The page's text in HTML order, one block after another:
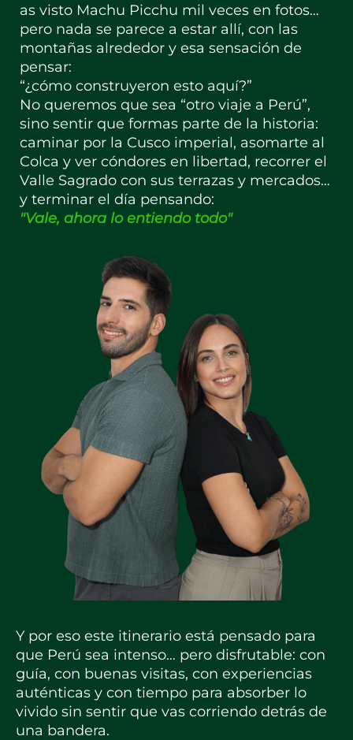
as visto Machu Picchu mil veces en fotos…
pero nada se parece a estar allí, con las
montañas alrededor y esa sensación de
pensar:
“¿cómo construyeron esto aquí?”
No queremos que sea “otro viaje a Perú”,
sino sentir que formas parte de la historia:
caminar por la Cusco imperial, asomarte al
Colca y ver cóndores en libertad, recorrer el
Valle Sagrado con sus terrazas y mercados…
y terminar el día pensando:
"Vale, ahora lo entiendo todo"
Y por eso este itinerario está pensado para
que Perú sea intenso… pero disfrutable: con
guía, con buenas visitas, con experiencias
auténticas y con tiempo para absorber lo
vivido sin sentir que vas corriendo detrás de
una bandera.